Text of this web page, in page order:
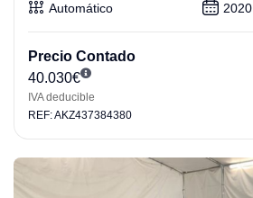
Automático
2020
Precio Contado
40.030€
IVA deducible
REF: AKZ437384380